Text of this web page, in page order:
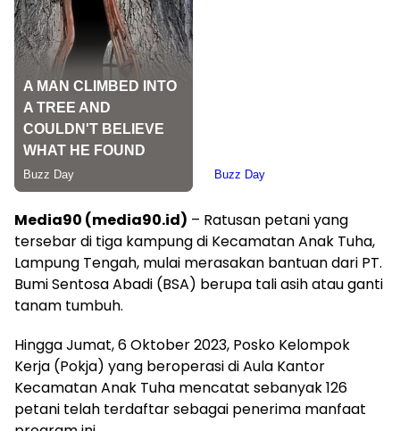
Media90 (media90.id) – Ratusan petani yang
tersebar di tiga kampung di Kecamatan Anak Tuha,
Lampung Tengah, mulai merasakan bantuan dari PT.
Bumi Sentosa Abadi (BSA) berupa tali asih atau ganti
tanam tumbuh.
Hingga Jumat, 6 Oktober 2023, Posko Kelompok
Kerja (Pokja) yang beroperasi di Aula Kantor
Kecamatan Anak Tuha mencatat sebanyak 126
petani telah terdaftar sebagai penerima manfaat